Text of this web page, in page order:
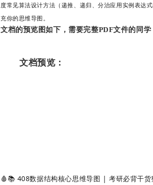
度常见算法设计方法（递推、递归、分治应用实例表达
充你的思维导图。
文档的预览图如下，需要完整PDF文件的同
文档预览：
🩸📚 408数据结构核心思维导图 | 考研必背干货